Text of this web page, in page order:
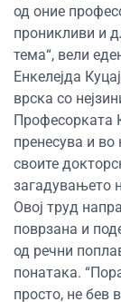
од оние
проникливи и
тема“, вели
Енкелејда
врска со
Професорката
пренесува и
своите
загадувањето
Овој труд
поврзана и
од речни
понатака.
просто, не бев